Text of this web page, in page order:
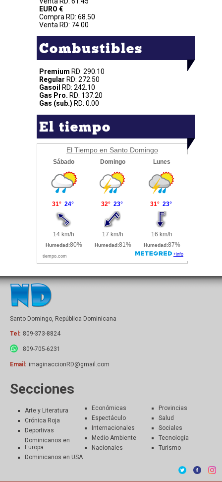
EURO €
Compra RD: 68.50
Venta RD: 74.00
Combustibles
Premium RD: 290.10
Regular RD: 272.50
Gasoil
RD: 242.10
Gas Pro. RD: 137.20
Gas (sub.) RD: 0.00
El tiempo
El Tiempo en Santo Domingo
Santo Domingo, República Dominicana
Tel: 809-373-8824
809-705-6231
Email: imaginaccionRD@gmail.com
Secciones
Arte y Literatura
Crónica Roja
Deportivas
Dominicanos en
Europa
Dominicanos en USA
Económicas
Espectáculo
Internacionales
Medio Ambiente
Nacionales
Provincias
Salud
Sociales
Tecnología
Turismo